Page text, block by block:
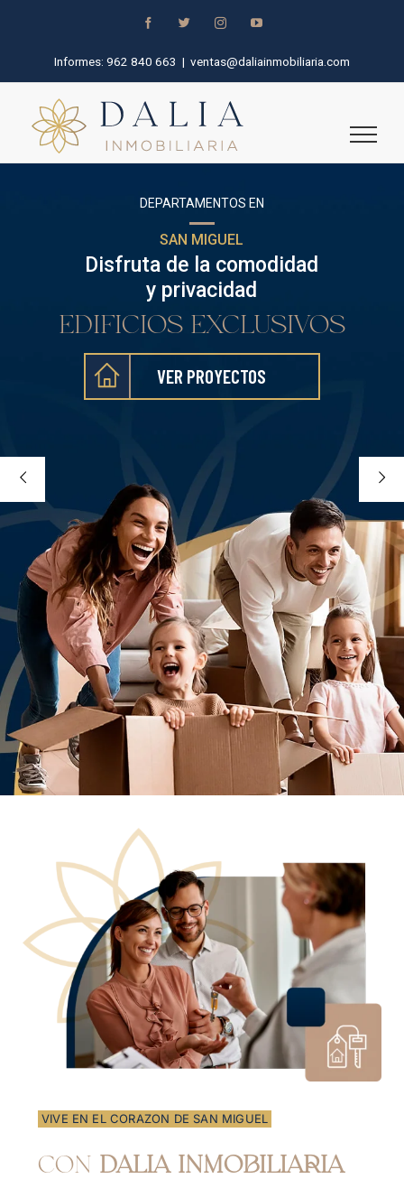
FacebookTwitterInstagramYouTube
Informes: 962 840 663 | ventas@daliainmobiliaria.com
DEPARTAMENTOS EN
SAN MIGUEL
Disfruta de la comodidad
y privacidad
EDIFICIOS EXCLUSIVOS
VER PROYECTOS
VIVE EN EL CORAZON DE SAN MIGUEL
CON DALIA INMOBILIARIA